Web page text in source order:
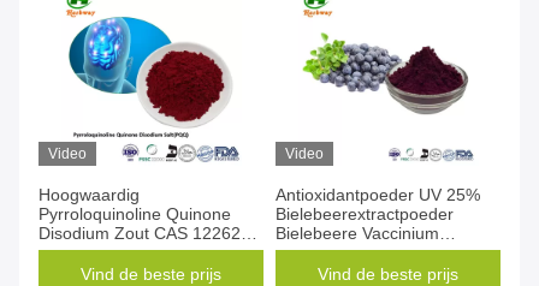
Video
Hoogwaardig
Pyrroloquinoline Quinone
Disodium Zout CAS 122628-
50-6 PQQ poeder
Vind de beste prijs
Video
Antioxidantpoeder UV 25%
Bielebeerextractpoeder
Bielebeere Vaccinium
Myrtillus Extract
Vind de beste prijs